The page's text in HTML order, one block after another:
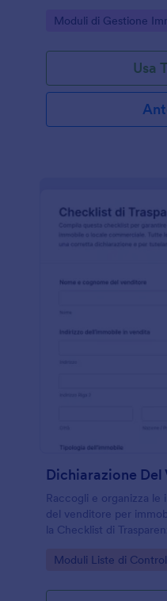
Go to Category:
Moduli di Gestione
Usa
Dichiarazione Del
Raccogli e organizza le
del venditore per
la Checklist di
durante la trattativa.
Go to Category:
Moduli Liste di